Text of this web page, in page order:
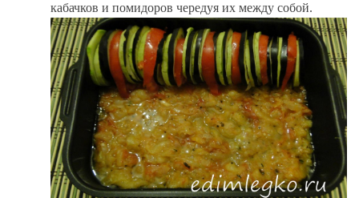
кабачков и помидоров чередуя их между собой.